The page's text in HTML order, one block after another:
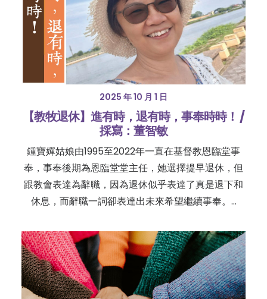
2025 年 10 月 1 日
【教牧退休】進有時，退有時，事奉時時！ /
採寫：董智敏
鍾寶嬋姑娘由1995至2022年一直在基督教恩臨堂事
奉，事奉後期為恩臨堂堂主任，她選擇提早退休，但
跟教會表達為辭職，因為退休似乎表達了真是退下和
休息，而辭職一詞卻表達出未來希望繼續事奉。…